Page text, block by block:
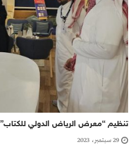
تنظيم “معرض الرياض الدولي للكتاب”
29 سبتمبر، 2023